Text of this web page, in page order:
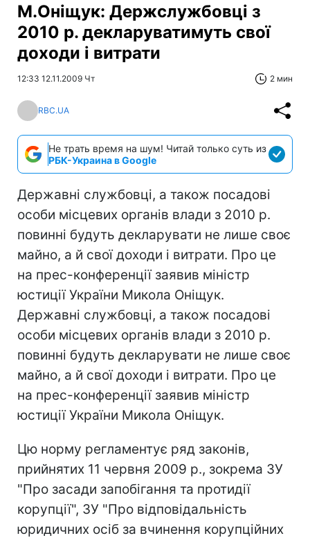
М.Оніщук: Держслужбовці з
2010 р. декларуватимуть свої
доходи і витрати
12:33 12.11.2009 Чт 2 мин
RBC.UA
Не трать время на шум! Читай только суть из
РБК-Украина в Google
Державні службовці, а також посадові
особи місцевих органів влади з 2010 р.
повинні будуть декларувати не лише своє
майно, а й свої доходи і витрати. Про це
на прес-конференції заявив міністр
юстиції України Микола Оніщук.
Державні службовці, а також посадові
особи місцевих органів влади з 2010 р.
повинні будуть декларувати не лише своє
майно, а й свої доходи і витрати. Про це
на прес-конференції заявив міністр
юстиції України Микола Оніщук.
Цю норму регламентує ряд законів,
прийнятих 11 червня 2009 р., зокрема ЗУ
"Про засади запобігання та протидії
корупції", ЗУ "Про відповідальність
юридичних осіб за вчинення корупційних